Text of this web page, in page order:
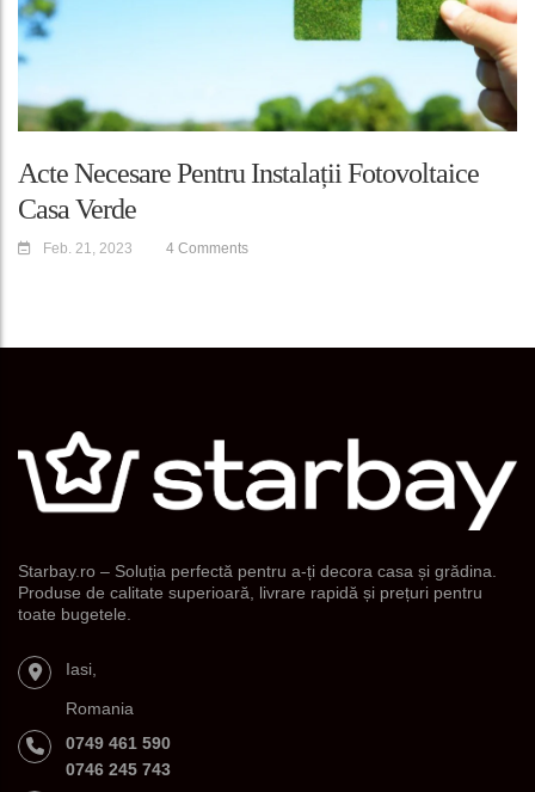
Acte Necesare Pentru Instalații Fotovoltaice
Casa Verde
Feb. 21, 2023 4 Comments
Starbay.ro – Soluția perfectă pentru a-ți decora casa și grădina.
Produse de calitate superioară, livrare rapidă și prețuri pentru
toate bugetele.
Iasi,
Romania
0749 461 590
0746 245 743